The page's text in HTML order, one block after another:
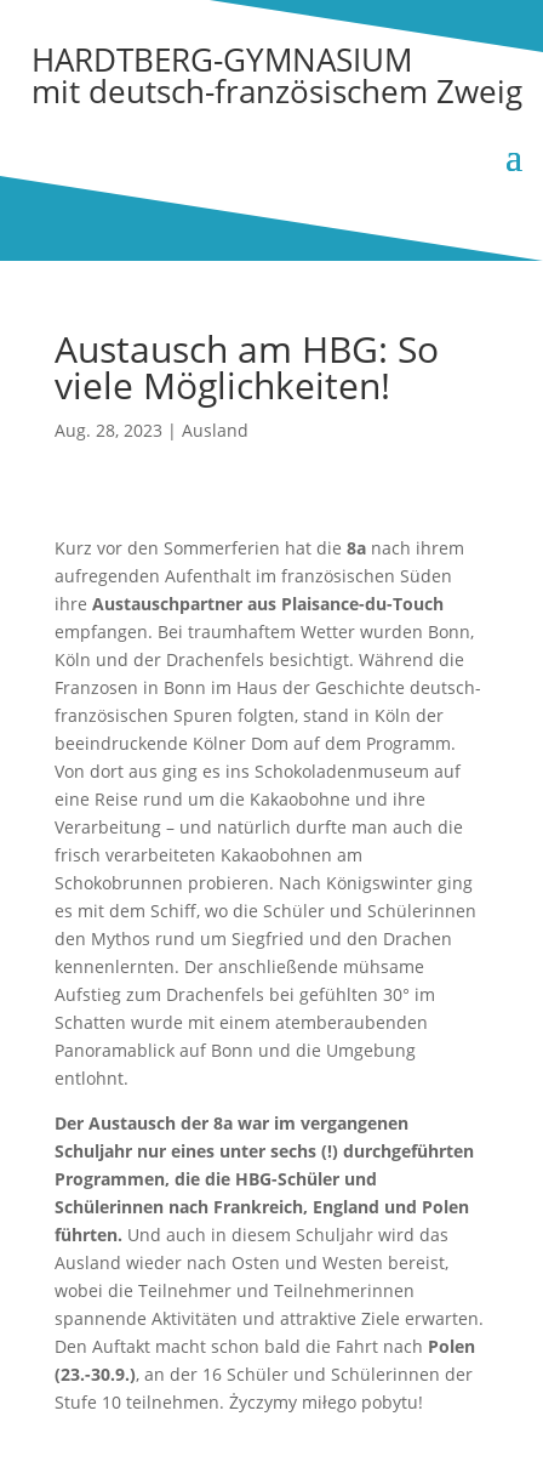
HARDTBERG-GYMNASIUM
mit deutsch-französischem Zweig
Austausch am HBG: So
viele Möglichkeiten!
Aug. 28, 2023 | Ausland
Kurz vor den Sommerferien hat die 8anach ihrem
aufregenden Aufenthalt im französischen Süden
ihre Austauschpartner aus Plaisance-du-Touch
empfangen. Bei traumhaftem Wetter wurden Bonn,
Köln und der Drachenfels besichtigt. Während die
Franzosen in Bonn im Haus der Geschichte deutsch-
französischen Spuren folgten, stand in Köln der
beeindruckende Kölner Dom auf dem Programm.
Von dort aus ging es ins Schokoladenmuseum auf
eine Reise rund um die Kakaobohne und ihre
Verarbeitung – und natürlich durfte man auch die
frisch verarbeiteten Kakaobohnen am
Schokobrunnen probieren. Nach Königswinter ging
es mit dem Schiff, wo die Schüler und Schülerinnen
den Mythos rund um Siegfried und den Drachen
kennenlernten. Der anschließende mühsame
Aufstieg zum Drachenfels bei gefühlten 30° im
Schatten wurde mit einem atemberaubenden
Panoramablick auf Bonn und die Umgebung
entlohnt.
Der Austausch der 8a war im vergangenen
Schuljahr nur eines unter sechs (!) durchgeführten
Programmen, die die HBG-Schüler und
Schülerinnen nach Frankreich, England und Polen
führten. Und auch in diesem Schuljahr wird das
Ausland wieder nach Osten und Westen bereist,
wobei die Teilnehmer und Teilnehmerinnen
spannende Aktivitäten und attraktive Ziele erwarten.
Den Auftakt macht schon bald die Fahrt nach Polen
(23.-30.9.), an der 16 Schüler und Schülerinnen der
Stufe 10 teilnehmen. Życzymy miłego pobytu!